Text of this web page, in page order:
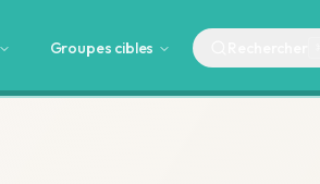
Groupes cibles